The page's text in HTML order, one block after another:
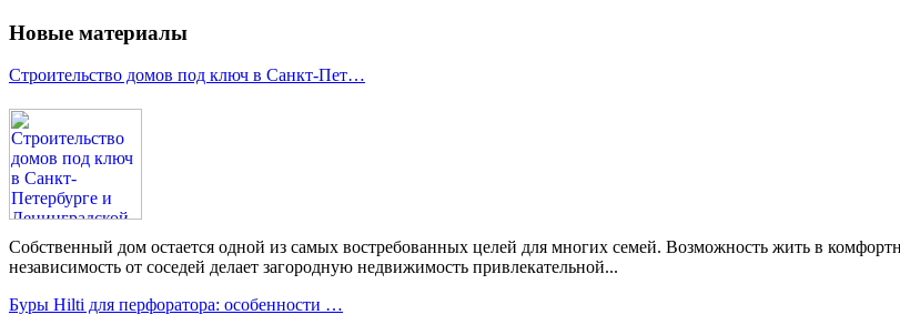
Новые материалы
Строительство домов под ключ в Санкт-Пет…
Собственный дом остается одной из самых востребованных целей для многих семей. Возможность жить в
независимость от соседей делает загородную недвижимость привлекательной...
Буры Hilti для перфоратора: особенности …